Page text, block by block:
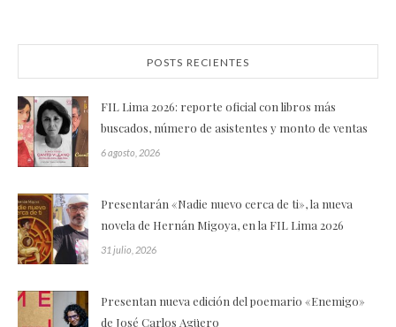
POSTS RECIENTES
FIL Lima 2026: reporte oficial con libros más
buscados, número de asistentes y monto de ventas
6 agosto, 2026
Presentarán «Nadie nuevo cerca de ti», la nueva
novela de Hernán Migoya, en la FIL Lima 2026
31 julio, 2026
Presentan nueva edición del poemario «Enemigo»
de José Carlos Agüero